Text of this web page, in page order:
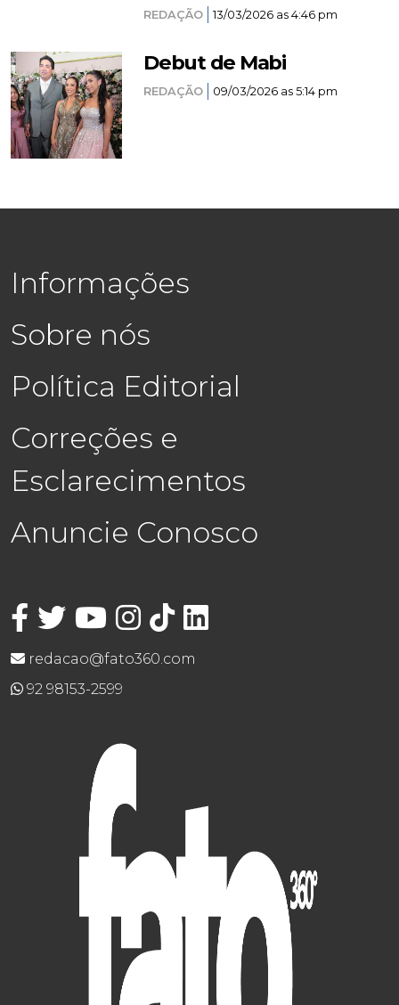
REDAÇÃO 13/03/2026 as 4:46 pm
Debut de Mabi
REDAÇÃO 09/03/2026 as 5:14 pm
Informações
Sobre nós
Política Editorial
Correções e
Esclarecimentos
Anuncie Conosco
redacao@fato360.com
92 98153-2599